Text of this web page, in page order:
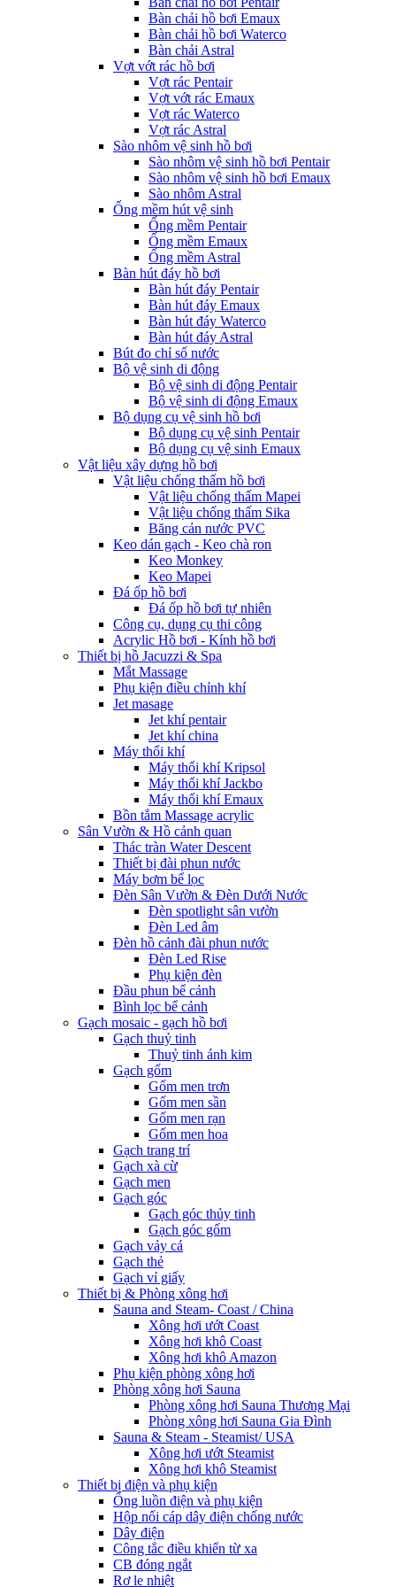
Bàn chải hồ bơi Emaux
Bàn chải hồ bơi Waterco
Bàn chải Astral
Vợt vớt rác hồ bơi
Vợt rác Pentair
Vợt vớt rác Emaux
Vợt rác Waterco
Vợt rác Astral
Sào nhôm vệ sinh hồ bơi
Sào nhôm vệ sinh hồ bơi Pentair
Sào nhôm vệ sinh hồ bơi Emaux
Sào nhôm Astral
Ống mềm hút vệ sinh
Ống mềm Pentair
Ống mềm Emaux
Ống mềm Astral
Bàn hút đáy hồ bơi
Bàn hút đáy Pentair
Bàn hút đáy Emaux
Bàn hút đáy Waterco
Bàn hút đáy Astral
Bút đo chỉ số nước
Bộ vệ sinh di động
Bộ vệ sinh di động Pentair
Bộ vệ sinh di động Emaux
Bộ dụng cụ vệ sinh hồ bơi
Bộ dụng cụ vệ sinh Pentair
Bộ dụng cụ vệ sinh Emaux
Vật liệu xây dựng hồ bơi
Vật liệu chống thấm hồ bơi
Vật liệu chống thấm Mapei
Vật liệu chống thấm Sika
Băng cản nước PVC
Keo dán gạch - Keo chà ron
Keo Monkey
Keo Mapei
Đá ốp hồ bơi
Đá ốp hồ bơi tự nhiên
Công cụ, dụng cụ thi công
Acrylic Hồ bơi - Kính hồ bơi
Thiết bị hồ Jacuzzi & Spa
Mắt Massage
Phụ kiện điều chỉnh khí
Jet masage
Jet khí pentair
Jet khí china
Máy thổi khí
Máy thổi khí Kripsol
Máy thổi khí Jackbo
Máy thổi khí Emaux
Bồn tắm Massage acrylic
Sân Vườn & Hồ cảnh quan
Thác tràn Water Descent
Thiết bị đài phun nước
Máy bơm bể lọc
Đèn Sân Vườn & Đèn Dưới Nước
Đèn spotlight sân vườn
Đèn Led âm
Đèn hồ cảnh đài phun nước
Đèn Led Rise
Phụ kiện đèn
Đầu phun bể cảnh
Bình lọc bể cảnh
Gạch mosaic - gạch hồ bơi
Gạch thuỷ tinh
Thuỷ tinh ánh kim
Gạch gốm
Gốm men trơn
Gốm men sần
Gốm men rạn
Gốm men hoa
Gạch trang trí
Gạch xà cừ
Gạch men
Gạch góc
Gạch góc thủy tinh
Gạch góc gốm
Gạch vảy cá
Gạch thẻ
Gạch vỉ giấy
Thiết bị & Phòng xông hơi
Sauna and Steam- Coast / China
Xông hơi ướt Coast
Xông hơi khô Coast
Xông hơi khô Amazon
Phụ kiện phòng xông hơi
Phòng xông hơi Sauna
Phòng xông hơi Sauna Thương Mại
Phòng xông hơi Sauna Gia Đình
Sauna & Steam - Steamist/ USA
Xông hơi ướt Steamist
Xông hơi khô Steamist
Thiết bị điện và phụ kiện
Ống luồn điện và phụ kiện
Hộp nối cáp dây điện chống nước
Dây điện
Công tắc điều khiển từ xa
CB đóng ngắt
Rơ le nhiệt